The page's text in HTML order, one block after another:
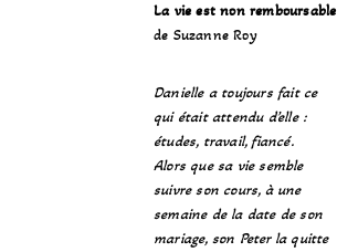
La vie est non remboursable
de Suzanne Roy
Danielle a toujours fait ce
qui était attendu d’elle :
études, travail, fiancé.
Alors que sa vie semble
suivre son cours, à une
semaine de la date de son
mariage, son Peter la quitte